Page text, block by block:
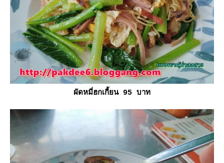
ผัดหมี่ฮกเกี้ยน 95 บาท